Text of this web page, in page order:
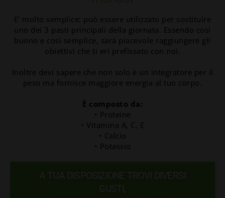
E' molto semplice: può essere utilizzato per sostituire
uno dei 3 pasti principali della giornata. Essendo così
buono e così semplice, sarà piacevole raggiungere gli
obiettivi che ti eri prefissato con noi.
Inoltre devi sapere che non solo è un integratore per il
peso ma fornisce maggiore energia al tuo corpo.
È composto da:
• Proteine
• Vitamina A, C, E
• Calcio
• Potassio